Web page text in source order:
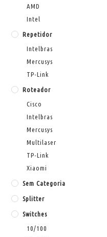
AMD
Intel
Repetidor
Intelbras
Mercusys
TP-Link
Roteador
Cisco
Intelbras
Mercusys
Multilaser
TP-Link
Xiaomi
Sem Categoria
Splitter
Switches
10/100